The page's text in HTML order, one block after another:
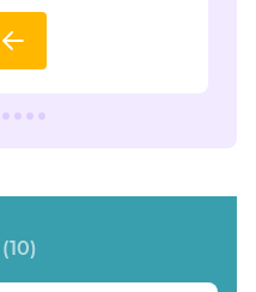
(10)